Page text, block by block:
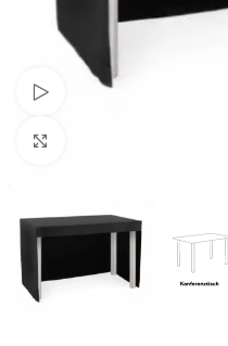
Schau Video